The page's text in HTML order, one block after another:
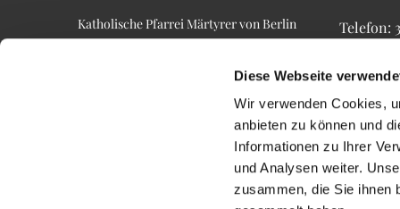
Diese Webseite
Wir verwenden Cookies,
anbieten zu können und
Informationen zu Ihrer
und Analysen weiter.
zusammen, die Sie ihnen
Katholische Pfarrei Märtyrer von Berlin
Alt-Lietzow 23
Telefon:
Email: